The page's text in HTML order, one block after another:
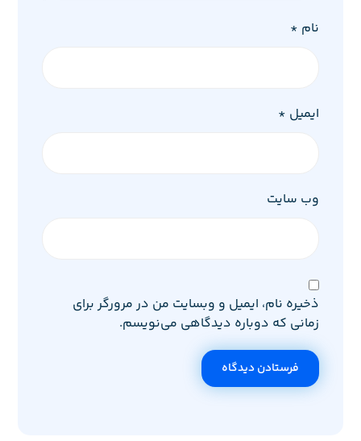
نام *
ایمیل *
وب‌ سایت
ذخیره نام، ایمیل و وبسایت من در مرورگر برای
زمانی که دوباره دیدگاهی می‌نویسم.
فرستادن دیدگاه